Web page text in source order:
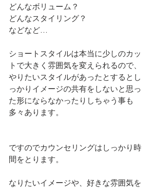
どんなボリューム？
どんなスタイリング？
などなど…
ショートスタイルは本当に少しのカッ
トで大きく雰囲気を変えられるので、
やりたいスタイルがあったとするとし
っかりイメージの共有をしないと思っ
た形にならなかったりしちゃう事も
多々あります。
ですのでカウンセリングはしっかり時
間をとります。
なりたいイメージや、好きな雰囲気を